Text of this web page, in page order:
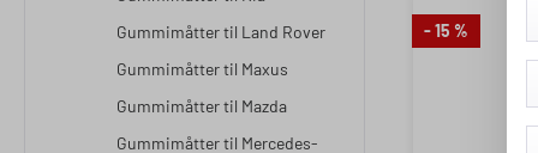
Gummimåtter til Land Rover
Gummimåtter til Maxus
Gummimåtter til Mazda
Gummimåtter til Mercedes-
- 15 %